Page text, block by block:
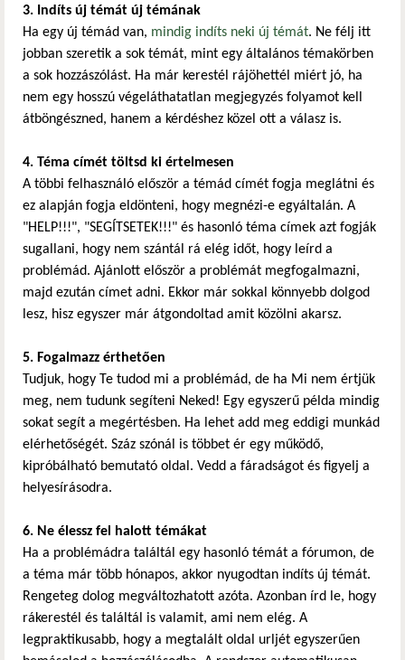
3. Indíts új témát új témának
Ha egy új témád van, mindig indíts neki új témát. Ne félj itt
jobban szeretik a sok témát, mint egy általános témakörben
a sok hozzászólást. Ha már kerestél rájöhettél miért jó, ha
nem egy hosszú végeláthatatlan megjegyzés folyamot kell
átböngészned, hanem a kérdéshez közel ott a válasz is.
4. Téma címét töltsd ki értelmesen
A többi felhasználó először a témád címét fogja meglátni és
ez alapján fogja eldönteni, hogy megnézi-e egyáltalán. A
"HELP!!!", "SEGÍTSETEK!!!" és hasonló téma címek azt fogják
sugallani, hogy nem szántál rá elég időt, hogy leírd a
problémád. Ajánlott először a problémát megfogalmazni,
majd ezután címet adni. Ekkor már sokkal könnyebb dolgod
lesz, hisz egyszer már átgondoltad amit közölni akarsz.
5. Fogalmazz érthetően
Tudjuk, hogy Te tudod mi a problémád, de ha Mi nem értjük
meg, nem tudunk segíteni Neked! Egy egyszerű példa mindig
sokat segít a megértésben. Ha lehet add meg eddigi munkád
elérhetőségét. Száz szónál is többet ér egy működő,
kipróbálható bemutató oldal. Vedd a fáradságot és figyelj a
helyesírásodra.
6. Ne élessz fel halott témákat
Ha a problémádra találtál egy hasonló témát a fórumon, de
a téma már több hónapos, akkor nyugodtan indíts új témát.
Rengeteg dolog megváltozhatott azóta. Azonban írd le, hogy
rákerestél és találtál is valamit, ami nem elég. A
legpraktikusabb, hogy a megtalált oldal urljét egyszerűen